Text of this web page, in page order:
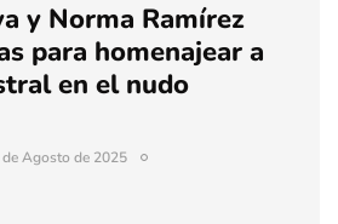
y Norma Ramírez
para homenajear a
en el nudo
de Agosto de 2025